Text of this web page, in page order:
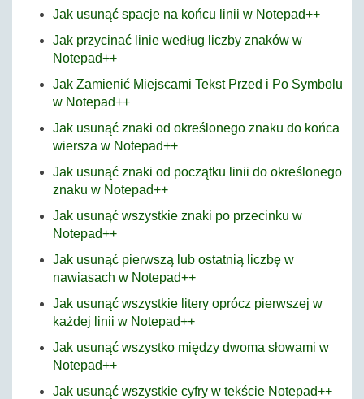
Jak usunąć spacje na końcu linii w Notepad++
Jak przycinać linie według liczby znaków w
Notepad++
Jak Zamienić Miejscami Tekst Przed i Po Symbolu
w Notepad++
Jak usunąć znaki od określonego znaku do końca
wiersza w Notepad++
Jak usunąć znaki od początku linii do określonego
znaku w Notepad++
Jak usunąć wszystkie znaki po przecinku w
Notepad++
Jak usunąć pierwszą lub ostatnią liczbę w
nawiasach w Notepad++
Jak usunąć wszystkie litery oprócz pierwszej w
każdej linii w Notepad++
Jak usunąć wszystko między dwoma słowami w
Notepad++
Jak usunąć wszystkie cyfry w tekście Notepad++